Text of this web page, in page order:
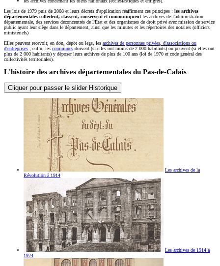
Les lois de 1979 puis de 2008 et leurs décrets d'application réaffirment ces principes : les archives
départementales collectent, classent, conservent et communiquent les archives de l'administration
départementale, des services déconcentrés de l'État et des organismes de droit privé avec mission de service
public ayant leur siège dans le département, ainsi que les minutes et les répertoires des notaires (officiers
ministériels)
Elles peuvent recevoir, en don, dépôt ou legs, les archives de personnes privées, d'associations ou
d'entreprises ; enfin, les communes doivent (si elles ont moins de 2 000 habitants) ou peuvent (si elles ont
plus de 2 000 habitants) y déposer leurs archives de plus de 100 ans (loi de 1970 et code général des
collectivités territoriales).
L'histoire des archives départementales du Pas-de-Calais
Cliquer pour passer le slider Historique
Les archives de la
Révolution à 1914
Les archives de 1914 à
1924